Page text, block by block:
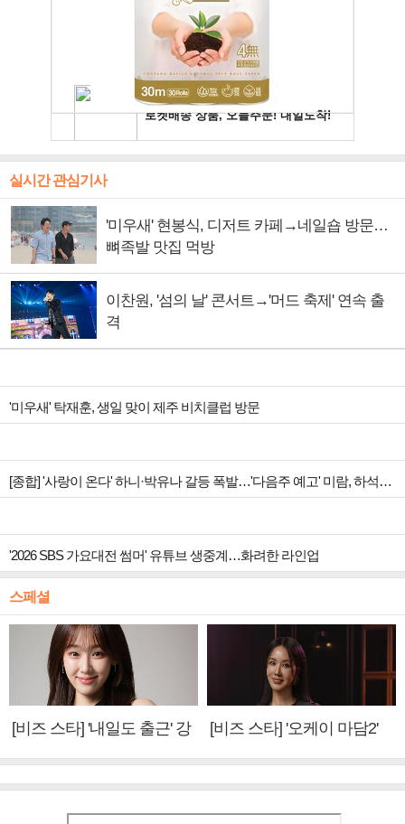
실시간 관심기사
'미우새' 현봉식, 디저트 카페→네일숍 방문…
뼈족발 맛집 먹방
이찬원, '섬의 날' 콘서트→'머드 축제' 연속 출
격
'미우새' 탁재훈, 생일 맞이 제주 비치클럽 방문
[종합] '사랑이 온다' 하니·박유나 갈등 폭발…'다음주 예고' 미람, 하석진 아들 의심
'2026 SBS 가요대전 썸머' 유튜브 생중계…화려한 라인업
스페셜
[비즈 스타] '내일도 출근' 강
[비즈 스타] '오케이 마담2'